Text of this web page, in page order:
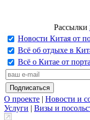
Рассылки
Новости Китая от
Всё об отдыхе в
Всё о Китае от
О проекте | Новости и
Услуги | Визы и